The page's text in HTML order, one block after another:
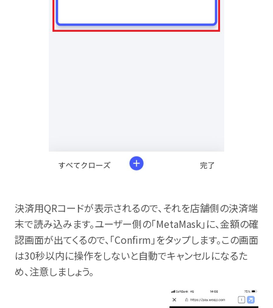
決済用QRコードが表示されるので、それを店舗側の決済端
末で読み込みます。ユーザー側の「MetaMask」に、金額の確
認画面が出てくるので、「Confirm」をタップします。この画面
は30秒以内に操作をしないと自動でキャンセルになるた
め、注意しましょう。